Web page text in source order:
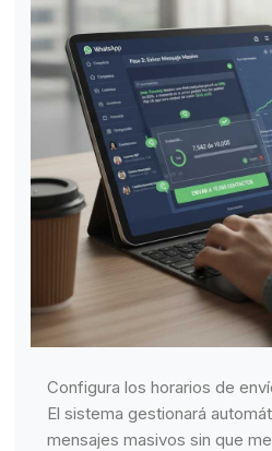
Configura los horarios de
El sistema gestionará
mensajes masivos sin que